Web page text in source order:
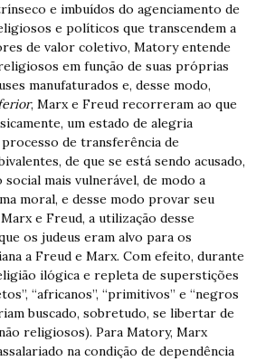
e imbuídos do agenciamento de
e políticos que transcendem a
de valor coletivo, Matory entende
em função de suas próprias
manufaturados e, desse modo,
, Marx e Freud recorreram ao que
um estado de alegria
de transferência de
de que se está sendo acusado,
mais vulnerável, de modo a
moral, e desse modo provar seu
e Freud, a utilização desse
os judeus eram alvo para os
a Freud e Marx. Com efeito, durante
ilógica e repleta de superstições
“africanos”, “primitivos” e “negros
buscado, sobretudo, se libertar de
religiosos). Para Matory, Marx
na condição de dependência